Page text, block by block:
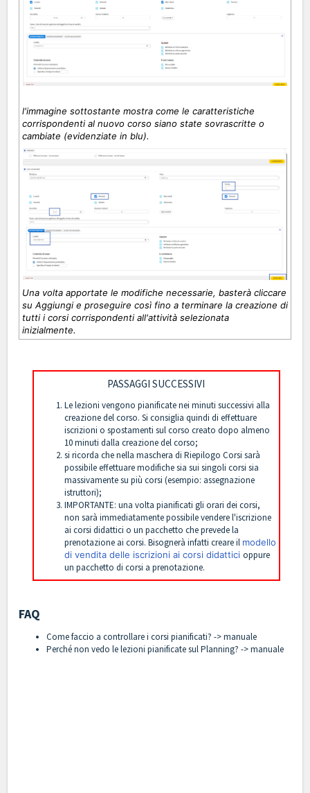
l'immagine sottostante mostra come le caratteristiche
corrispondenti al nuovo corso siano state sovrascritte o
cambiate (evidenziate in blu).
Una volta apportate le modifiche necessarie, basterà cliccare
su Aggiungi e proseguire così fino a terminare la creazione di
tutti i corsi corrispondenti all'attività selezionata
inizialmente.
PASSAGGI SUCCESSIVI
Le lezioni vengono pianificate nei minuti successivi alla
creazione del corso. Si consiglia quindi di effettuare
iscrizioni o spostamenti sul corso creato dopo almeno
10 minuti dalla creazione del corso;
si ricorda che nella maschera di Riepilogo Corsi sarà
possibile effettuare modifiche sia sui singoli corsi sia
massivamente su più corsi (esempio: assegnazione
istruttori);
IMPORTANTE: una volta pianificati gli orari dei corsi,
non sarà immediatamente possibile vendere l'iscrizione
ai corsi didattici o un pacchetto che prevede la
prenotazione ai corsi. Bisognerà infatti creare il modello
di vendita delle iscrizioni ai corsi didattici oppure
un pacchetto di corsi a prenotazione.
FAQ
Come faccio a controllare i corsi pianificati? ->manuale
Perché non vedo le lezioni pianificate sul Planning? ->manuale